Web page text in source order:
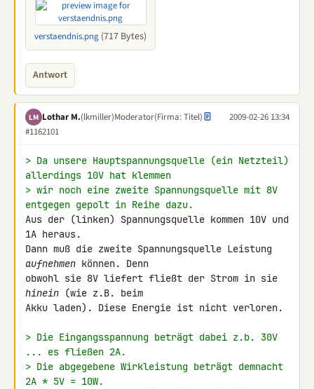
verstaendnis.png (717 Bytes)
Antwort
LM Lothar M.(lkmiller)Moderator(Firma: Titel)
2009-02-26 13:34
#1162101
> Da unsere Hauptspannungsquelle (ein Netzteil)
allerdings 10V hat klemmen
> wir noch eine zweite Spannungsquelle mit 8V
entgegen gepolt in Reihe dazu.
Aus der (linken) Spannungsquelle kommen 10V und
1A heraus.
aufnehmen können. Denn
hinein (wie z.B. beim
Akku laden). Diese Energie ist nicht verloren.
> Die Eingangsspannung beträgt dabei z.b. 30V
... es fließen 2A.
> Die abgegebene Wirkleistung beträgt demnacht
2A * 5V = 10W.